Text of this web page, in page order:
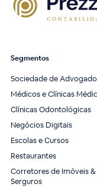
Segmentos
Sociedade de
Médicos e Clínicas
Clínicas Odontológicas
Negócios Digitais
Escolas e Cursos
Restaurantes
Corretores de Imóveis &
Serguros